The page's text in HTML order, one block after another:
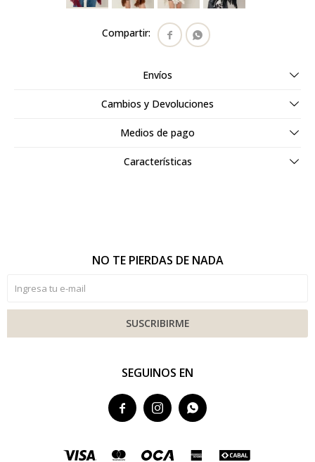
 
Envíos
Cambios y Devoluciones
Medios de pago
Características
SEGUINOS EN
  
NO TE PIERDAS DE NADA
SUSCRIBIRME